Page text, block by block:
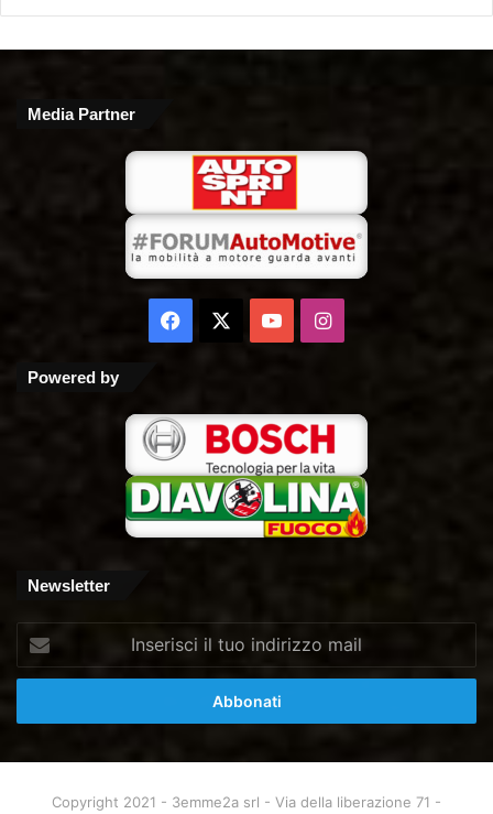
Media Partner
Facebook You Instagram
Powered by
Newsletter
tuo
mail
Copyright 2021 - 3emme2a srl - Via della liberazione 71 -